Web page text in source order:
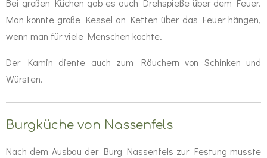
Bei großen Küchen gab es auch Drehspieße über dem Feuer.
Man konnte große Kessel an Ketten über das Feuer hängen,
wenn man für viele Menschen kochte.
Der Kamin diente auch zum Räuchern von Schinken und
Würsten.
Burgküche von Nassenfels
Nach dem Ausbau der Burg Nassenfels zur Festung musste